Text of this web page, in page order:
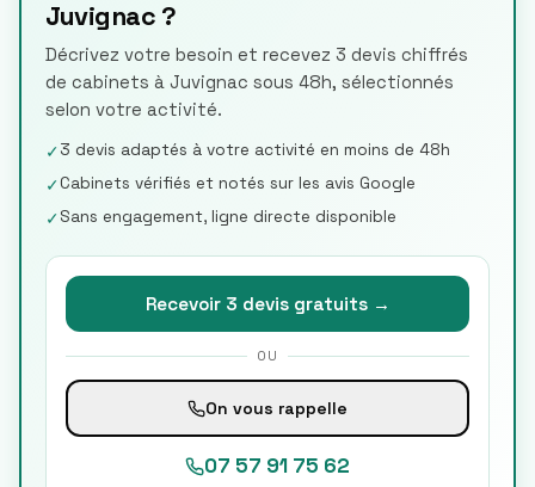
Juvignac ?
Décrivez votre besoin et recevez 3 devis chiffrés
de cabinets à Juvignac sous 48h, sélectionnés
selon votre activité.
✓3 devis adaptés à votre activité en moins de 48h
✓Cabinets vérifiés et notés sur les avis Google
✓Sans engagement, ligne directe disponible
Recevoir 3 devis gratuits →
OU
On vous rappelle
07 57 91 75 62